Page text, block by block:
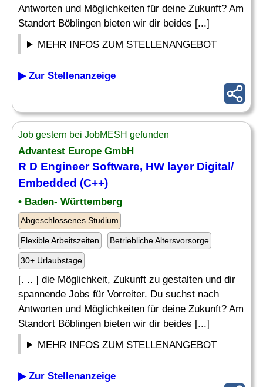
Antworten und Möglichkeiten für deine Zukunft? Am
Standort Böblingen bieten wir dir beides [...]
MEHR INFOS ZUM STELLENANGEBOT
▶ Zur Stellenanzeige
Job gestern bei JobMESH gefunden
Advantest Europe GmbH
R D Engineer Software, HW layer Digital/
Embedded (C++)
• Baden- Württemberg
Abgeschlossenes Studium
Flexible Arbeitszeiten Betriebliche Altersvorsorge
30+ Urlaubstage
[. .. ] die Möglichkeit, Zukunft zu gestalten und dir
spannende Jobs für Vorreiter. Du suchst nach
Antworten und Möglichkeiten für deine Zukunft? Am
Standort Böblingen bieten wir dir beides [...]
MEHR INFOS ZUM STELLENANGEBOT
▶ Zur Stellenanzeige